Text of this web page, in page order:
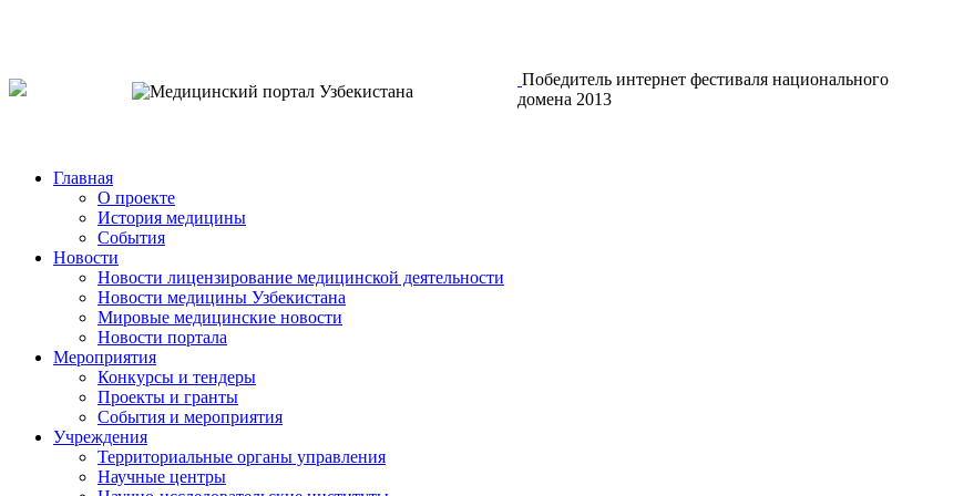
Победитель интернет фестиваля национального
домена 2013
Главная
О проекте
История медицины
События
Новости
Новости лицензирование медицинской деятельности
Новости медицины Узбекистана
Мировые медицинские новости
Новости портала
Мероприятия
Конкурсы и тендеры
Проекты и гранты
События и мероприятия
Учреждения
Территориальные органы управления
Научные центры